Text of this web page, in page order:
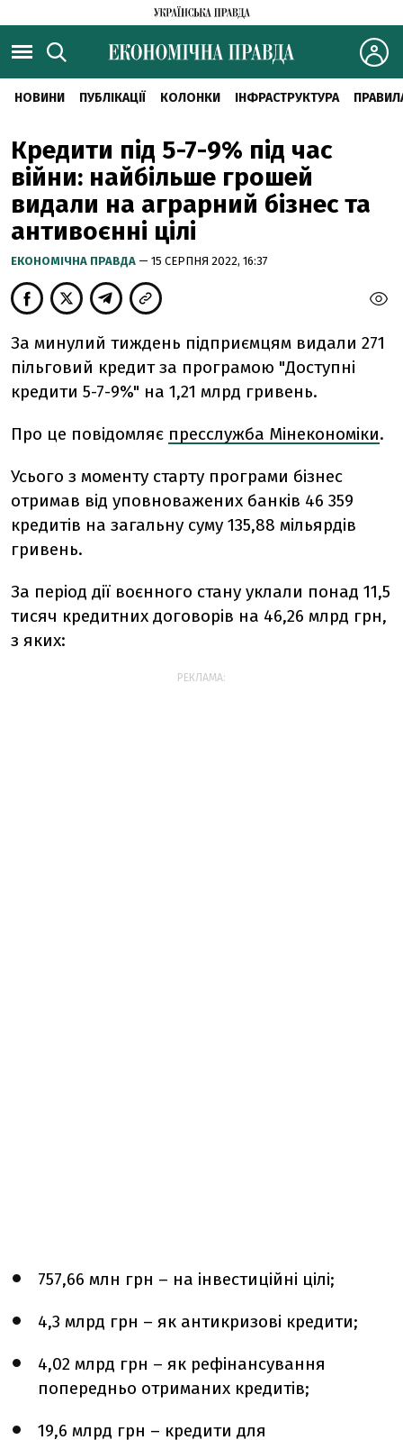
НОВИНИ ПУБЛІКАЦІЇ КОЛОНКИ ІНФРАСТРУКТУРА
Кредити під 5-7-9% під час
війни: найбільше грошей
видали на аграрний бізнес та
антивоєнні цілі
ЕКОНОМІЧНА ПРАВДА — 15 СЕРПНЯ 2022, 16:37
За минулий тиждень підприємцям видали 271
пільговий кредит за програмою "Доступні
кредити 5-7-9%" на 1,21 млрд гривень.
Про це повідомляє пресслужба Мінекономіки.
Усього з моменту старту програми бізнес
отримав від уповноважених банків 46 359
кредитів на загальну суму 135,88 мільярдів
гривень.
За період дії воєнного стану уклали понад 11,5
тисяч кредитних договорів на 46,26 млрд грн,
з яких:
РЕКЛАМА:
757,66 млн грн – на інвестиційні цілі;
4,3 млрд грн – як антикризові кредити;
4,02 млрд грн – як рефінансування
попередньо отриманих кредитів;
19,6 млрд грн – кредити для